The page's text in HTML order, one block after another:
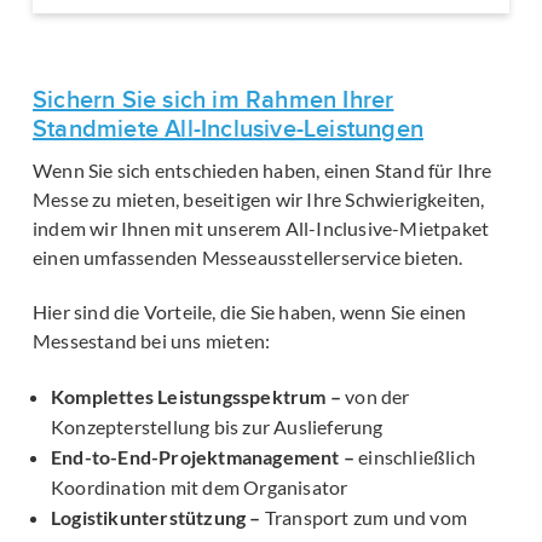
Sichern Sie sich im Rahmen Ihrer
Standmiete All-Inclusive-Leistungen
Wenn Sie sich entschieden haben, einen Stand für Ihre
Messe zu mieten, beseitigen wir Ihre Schwierigkeiten,
indem wir Ihnen mit unserem All-Inclusive-Mietpaket
einen umfassenden Messeausstellerservice bieten.
Hier sind die Vorteile, die Sie haben, wenn Sie einen
Messestand bei uns mieten:
Komplettes Leistungsspektrum – von der
Konzepterstellung bis zur Auslieferung
End-to-End-Projektmanagement – einschließlich
Koordination mit dem Organisator
Logistikunterstützung – Transport zum und vom